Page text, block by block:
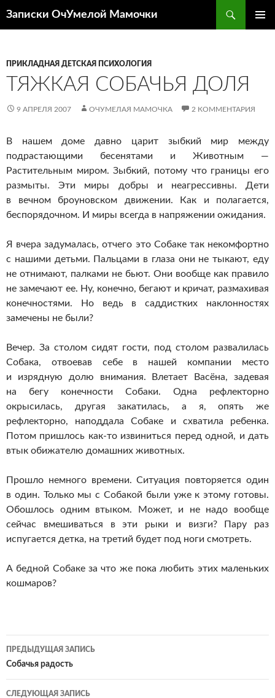
Записки ОчУмелой Мамочки
ПРИКЛАДНАЯ ДЕТСКАЯ ПСИХОЛОГИЯ
ТЯЖКАЯ СОБАЧЬЯ ДОЛЯ
9 АПРЕЛЯ 2007 ОЧУМЕЛАЯ МАМОЧКА 2 КОММЕНТАРИЯ
В нашем доме давно царит зыбкий мир между
подрастающими бесенятами и Животным —
Растительным миром. Зыбкий, потому что границы его
размыты. Эти миры добры и неагрессивны. Дети
в вечном броуновском движении. Как и полагается,
беспорядочном. И миры всегда в напряжении ожидания.
Я вчера задумалась, отчего это Собаке так некомфортно
с нашими детьми. Пальцами в глаза они не тыкают, еду
не отнимают, палками не бьют. Они вообще как правило
не замечают ее. Ну, конечно, бегают и кричат, размахивая
конечностями. Но ведь в саддистких наклонностях
замечены не были?
Вечер. За столом сидят гости, под столом развалилась
Собака, отвоевав себе в нашей компании место
и изрядную долю внимания. Влетает Васёна, задевая
на бегу конечности Собаки. Одна рефлекторно
окрысилась, другая закатилась, а я, опять же
рефлекторно, наподдала Собаке и схватила ребенка.
Потом пришлось как-то извиниться перед одной, и дать
втык обижателю домашних животных.
Прошло немного времени. Ситуация повторяется один
в один. Только мы с Собакой были уже к этому готовы.
Обошлось одним втыком. Может, и не надо вообще
сейчас вмешиваться в эти рыки и визги? Пару раз
испугается детка, на третий будет под ноги смотреть.
А бедной Собаке за что же пока любить этих маленьких
кошмаров?
Навигация
по
записям
ПРЕДЫДУЩАЯ ЗАПИСЬ
Собачья радость
СЛЕДУЮЩАЯ ЗАПИСЬ